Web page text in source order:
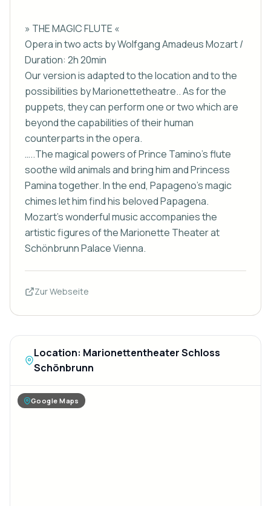
» THE MAGIC FLUTE «
Opera in two acts by Wolfgang Amadeus Mozart /
Duration: 2h 20min
Our version is adapted to the location and to the
possibilities by Marionettetheatre.. As for the
puppets, they can perform one or two which are
beyond the capabilities of their human
counterparts in the opera.
…..The magical powers of Prince Tamino's flute
soothe wild animals and bring him and Princess
Pamina together. In the end, Papageno's magic
chimes let him find his beloved Papagena.
Mozart's wonderful music accompanies the
artistic figures of the Marionette Theater at
Schönbrunn Palace Vienna.
Zur Webseite
Location: Marionettentheater Schloss
Schönbrunn
Google Maps